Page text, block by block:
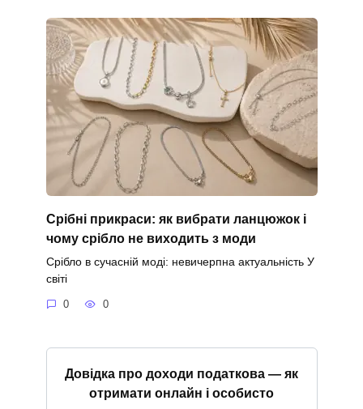
Срібні прикраси: як вибрати ланцюжок і
чому срібло не виходить з моди
Срібло в сучасній моді: невичерпна актуальність У
світі
0 0
Довідка про доходи податкова — як
отримати онлайн і особисто